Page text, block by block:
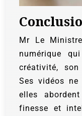
Mr Le
numérique
créativité,
Ses vidéos
elles
finesse et